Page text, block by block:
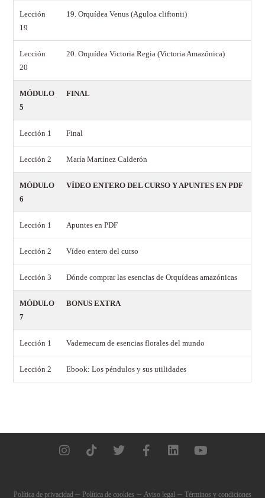
Lección
19
19. Orquídea Venus (Aguloa cliftonii)
Lección
20
20. Orquídea Victoria Regia (Victoria Amazónica)
MÓDULO
5
FINAL
Lección 1 Final
Lección 2 María Martínez Calderón
MÓDULO
6
VÍDEO ENTERO DEL CURSO Y APUNTES EN PDF
Lección 1 Apuntes en PDF
Lección 2 Vídeo entero del curso
Lección 3 Dónde comprar las esencias de Orquídeas amazónicas
MÓDULO
7
BONUS EXTRA
Lección 1 Vademecum de esencias florales del mundo
Lección 2 Ebook: Los péndulos y sus utilidades
Política de privacidad – Política de cookies – Aviso legal – Términos y condiciones